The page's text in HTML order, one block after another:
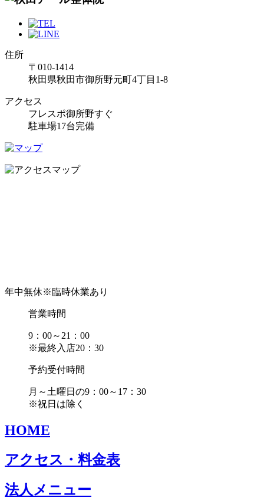
住所
〒010-1414
秋田県秋田市御所野元町4丁目1-8
アクセス
フレスポ御所野すぐ
駐車場17台完備
年中無休※臨時休業あり
営業時間
9：00～21：00
※最終入店20：30
予約受付時間
月～土曜日の9：00～17：30
※祝日は除く
HOME
アクセス・料金表
法人メニュー